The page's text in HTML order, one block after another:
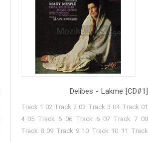
Delibes - Lakme [CD#1]
01 Track 1 02 Track 2 03 Track 3 04 Track
4 05 Track 5 06 Track 6 07 Track 7 08
Track 8 09 Track 9 10 Track 10 11 Track